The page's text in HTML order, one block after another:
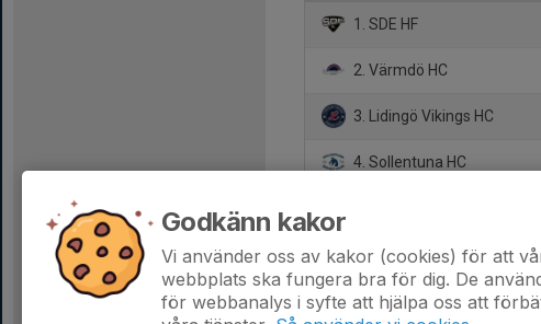
1. SDE HF
2. Värmdö HC
3. Lidingö Vikings HC
4. Sollentuna HC
6. Boo HC
Godkänn kakor
Vi använder oss av kakor (cookies) för att
webbplats ska fungera bra för dig. De
för webbanalys i syfte att hjälpa oss att